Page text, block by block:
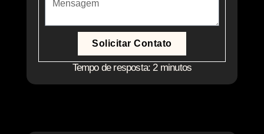
Solicitar Contato
Tempo de resposta: 2 minutos